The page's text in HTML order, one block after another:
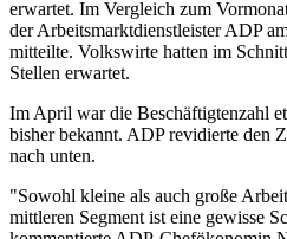
erwartet. Im Vergleich zum
der Arbeitsmarktdienstleister ADP
mitteilte. Volkswirte hatten im
Stellen erwartet.
Im April war die Beschäftigtenzahl
bisher bekannt. ADP revidierte den
nach unten.
"Sowohl kleine als auch große
mittleren Segment ist eine gewisse